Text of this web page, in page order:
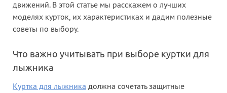
движений. В этой статье мы расскажем о лучших
моделях курток, их характеристиках и дадим полезные
советы по выбору.
Что важно учитывать при выборе куртки для
лыжника
Куртка для лыжника должна сочетать защитные